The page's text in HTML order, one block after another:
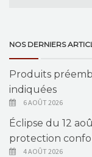
NOS DERNIERS
Produits
indiquées
6 AOÛT 2026
Éclipse du 12
protection
4 AOÛT 2026